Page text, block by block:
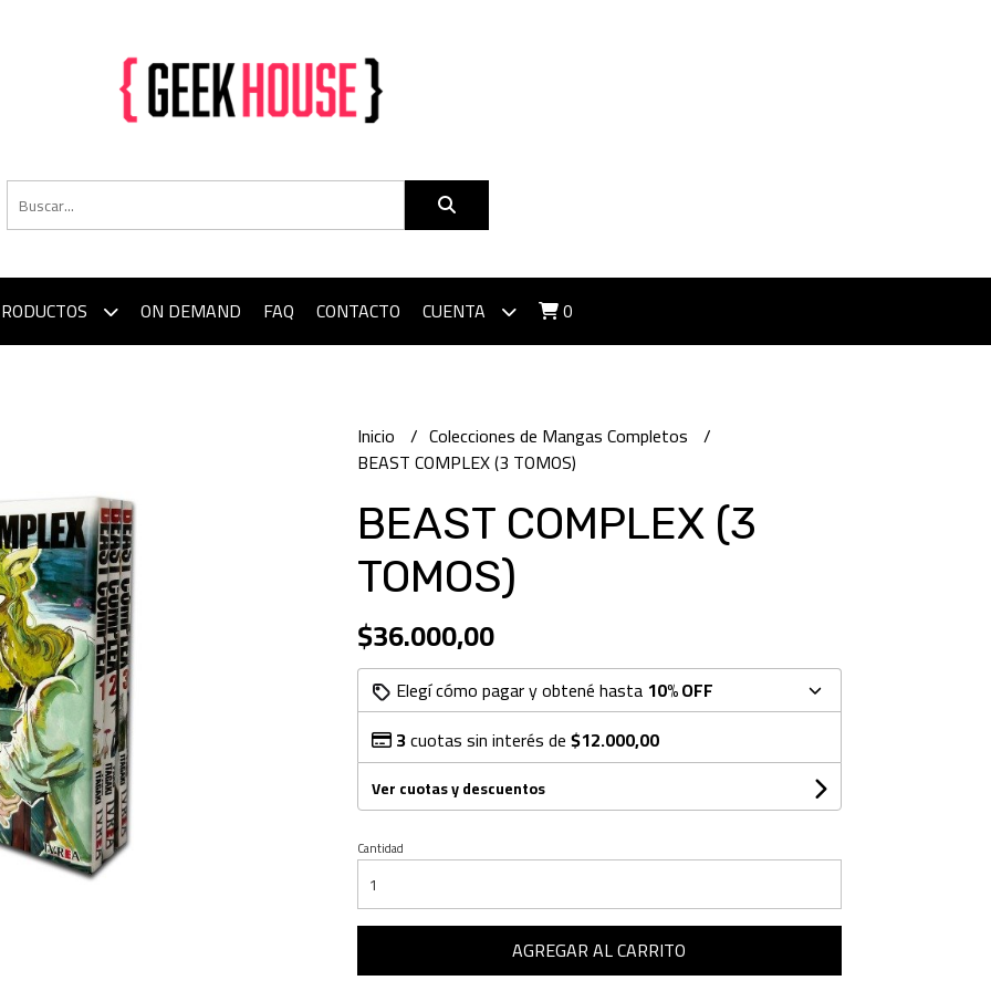
ON DEMAND FAQ CONTACTO CUENTA 0
Inicio
Colecciones de Mangas Completos
BEAST COMPLEX (3 TOMOS)
BEAST COMPLEX (3
TOMOS)
$36.000,00
Elegí cómo pagar y obtené hasta 10% OFF
3cuotas sin interés de$12.000,00
Ver cuotas y descuentos
Cantidad
AGREGAR AL CARRITO